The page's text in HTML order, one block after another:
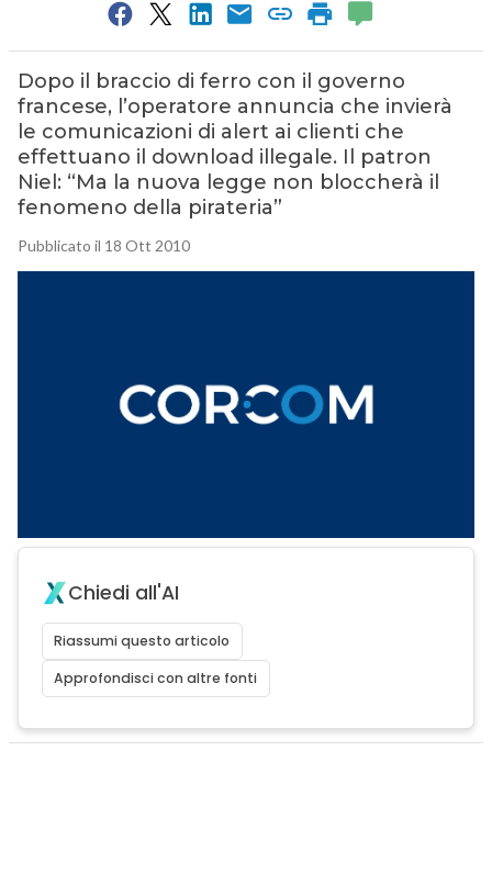
Dopo il braccio di ferro con il governo
francese, l’operatore annuncia che invierà
le comunicazioni di alert ai clienti che
effettuano il download illegale. Il patron
Niel: “Ma la nuova legge non bloccherà il
fenomeno della pirateria”
Pubblicato il 18 Ott 2010
Chiedi all'AI
Riassumi questo articolo
Approfondisci con altre fonti